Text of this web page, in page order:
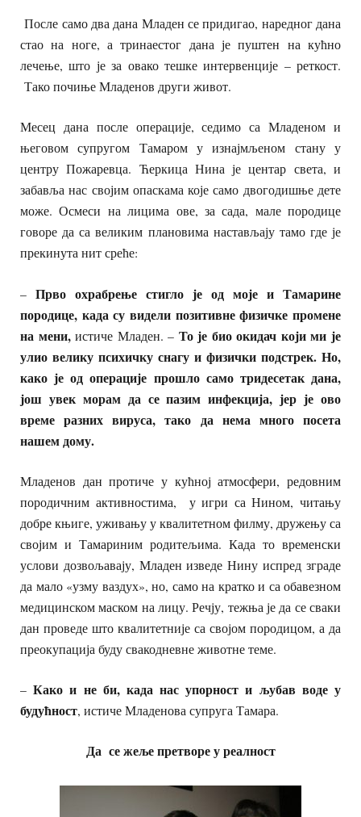
После само два дана Младен се придигао, наредног дана
стао на ноге, а тринаестог дана је пуштен на кућно
лечење, што је за овако тешке интервенције – реткост.
Тако почиње Младенов други живот.
Месец дана после операције, седимо са Младеном и
његовом супругом Тамаром у изнајмљеном стану у
центру Пожаревца. Ћеркица Нина је центар света, и
забавља нас својим опаскама које само двогодишње дете
може. Осмеси на лицима ове, за сада, мале породице
говоре да са великим плановима настављају тамо где је
прекинута нит среће:
– Прво охрабрење стигло је од моје и Тамарине
породице, када су видели позитивне физичке промене
на мени,истиче Младен. – То је био окидач који ми је
улио велику психичку снагу и физички подстрек. Но,
како је од операције прошло само тридесетак дана,
још увек морам да се пазим инфекција, јер је ово
време разних вируса, тако да нема много посета
нашем дому.
Младенов дан протиче у кућној атмосфери, редовним
породичним активностима, у игри са Нином, читању
добре књиге, уживању у квалитетном филму, дружењу са
својим и Тамариним родитељима. Када то временски
услови дозвољавају, Младен изведе Нину испред зграде
да мало «узму ваздух», но, само на кратко и са обавезном
медицинском маском на лицу. Речју, тежња је да се сваки
дан проведе што квалитетније са својом породицом, а да
преокупација буду свакодневне животне теме.
–Како и не би, када нас упорност и љубав воде у
будућност, истиче Младенова супруга Тамара.
Да се жеље претворе у реалност